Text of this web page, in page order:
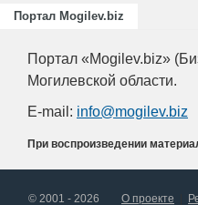
Портал Mogilev.biz
Портал «Mogilev.biz»
Могилевской области.
E-mail: info@mogilev.biz
При воспроизведении
© 2001 - 2026 О проекте